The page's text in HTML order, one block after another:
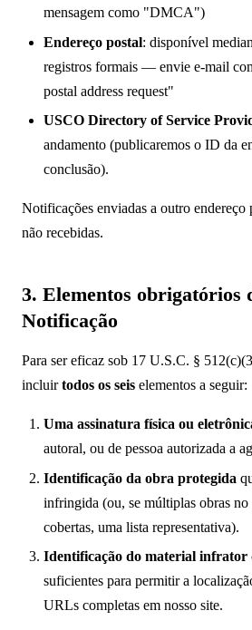
mensagem como "DMCA")
Endereço postal: disponível
registros formais — envie e-mail
postal address request"
USCO Directory of Service
andamento (publicaremos o ID da
conclusão).
Notificações enviadas a outro endereço
não recebidas.
3. Elementos obrigatórios
Notificação
Para ser eficaz sob 17 U.S.C. §
incluirtodos os seis elementos a seguir:
Uma assinatura física ou
autoral, ou de pessoa autorizada a
Identificação da obra protegida
infringida (ou, se múltiplas obras no
cobertas, uma lista representativa).
Identificação do material infrator
suficientes para permitir a
URLs completas em nosso site.